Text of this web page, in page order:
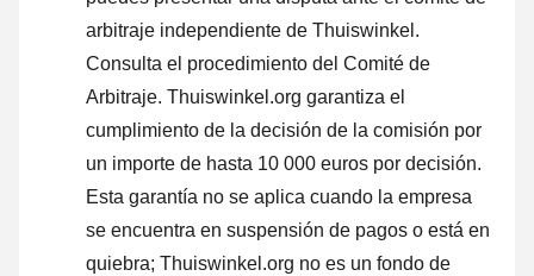
arbitraje independiente de Thuiswinkel.
Consulta el procedimiento del Comité de
Arbitraje. Thuiswinkel.org garantiza el
cumplimiento de la decisión de la comisión por
un importe de hasta 10 000 euros por decisión.
Esta garantía no se aplica cuando la empresa
se encuentra en suspensión de pagos o está en
quiebra; Thuiswinkel.org no es un fondo de